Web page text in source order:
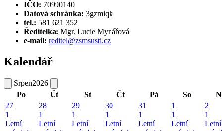
IČO: 70990140
Datová schránka: 3gzmiqk
tel.: 581 621 352
Ředitelka: Mgr. Lucie Mynářová
e-mail: reditel@zsmsusti.cz
Kalendář
Srpen2026
Po
Út St Čt Pá So
27
1
Letní
28
1
Letní
29
1
Letní
30
1
Letní
31
1
Letní
1
1
Letní
2
1
Letní